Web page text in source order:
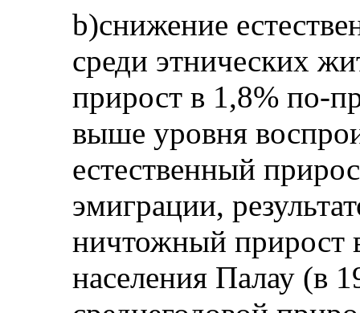
b)снижение
среди этнических
прирост в 1,8%
выше уровня
естественный
эмиграции,
ничтожный прирост
населения Палау (в